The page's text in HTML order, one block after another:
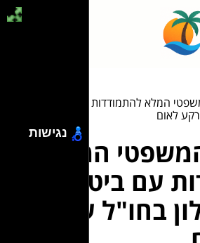
המלא להתמודדות עם ביטול
לאום
המלא
עם ביטול
בחו"ל על
נגישות